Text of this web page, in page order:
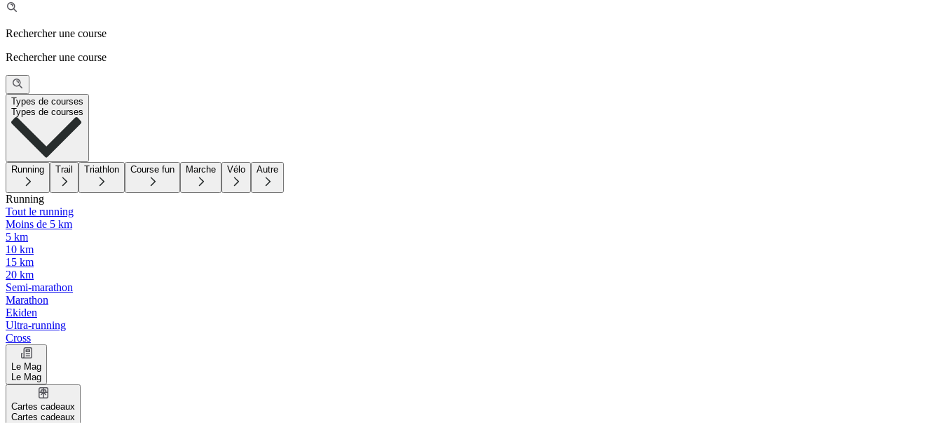
Rechercher une course
Rechercher une course
Types de courses
Types de courses
Running Trail Triathlon Course fun Marche Vélo Autre
Running
Tout le running
Moins de 5 km
5 km
10 km
15 km
20 km
Semi-marathon
Marathon
Ekiden
Ultra-running
Cross
Le Mag
Le Mag
Cartes cadeaux
Cartes cadeaux